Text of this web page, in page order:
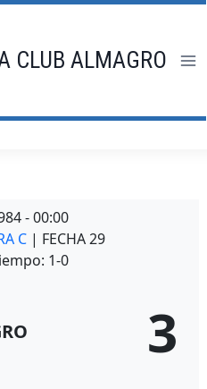
CLUB ALMAGRO
- 00:00
C | FECHA 29
1-0
3